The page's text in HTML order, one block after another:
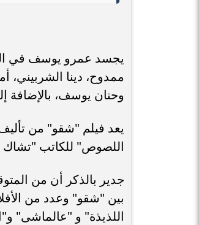
يجسد عمرو يوسف في
ممدوح، دينا الشربيني،
وحنان يوسف،
يعد فيلم "شقو" من
اللصوص" للكاتب
جدير بالذكر أن من
بين "شقو" وعدد من
اللذيذة" و "عالماشى"